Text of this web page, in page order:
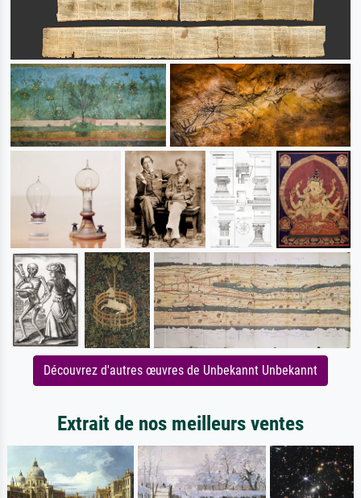
Découvrez d'autres œuvres de Unbekannt Unbekannt
Extrait de nos meilleurs ventes